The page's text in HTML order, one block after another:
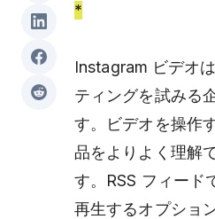
*
Instagram ビデオ
ティングを試みる
す。ビデオを操作
品をよりよく理解
す。RSS フィード
再生するオプショ